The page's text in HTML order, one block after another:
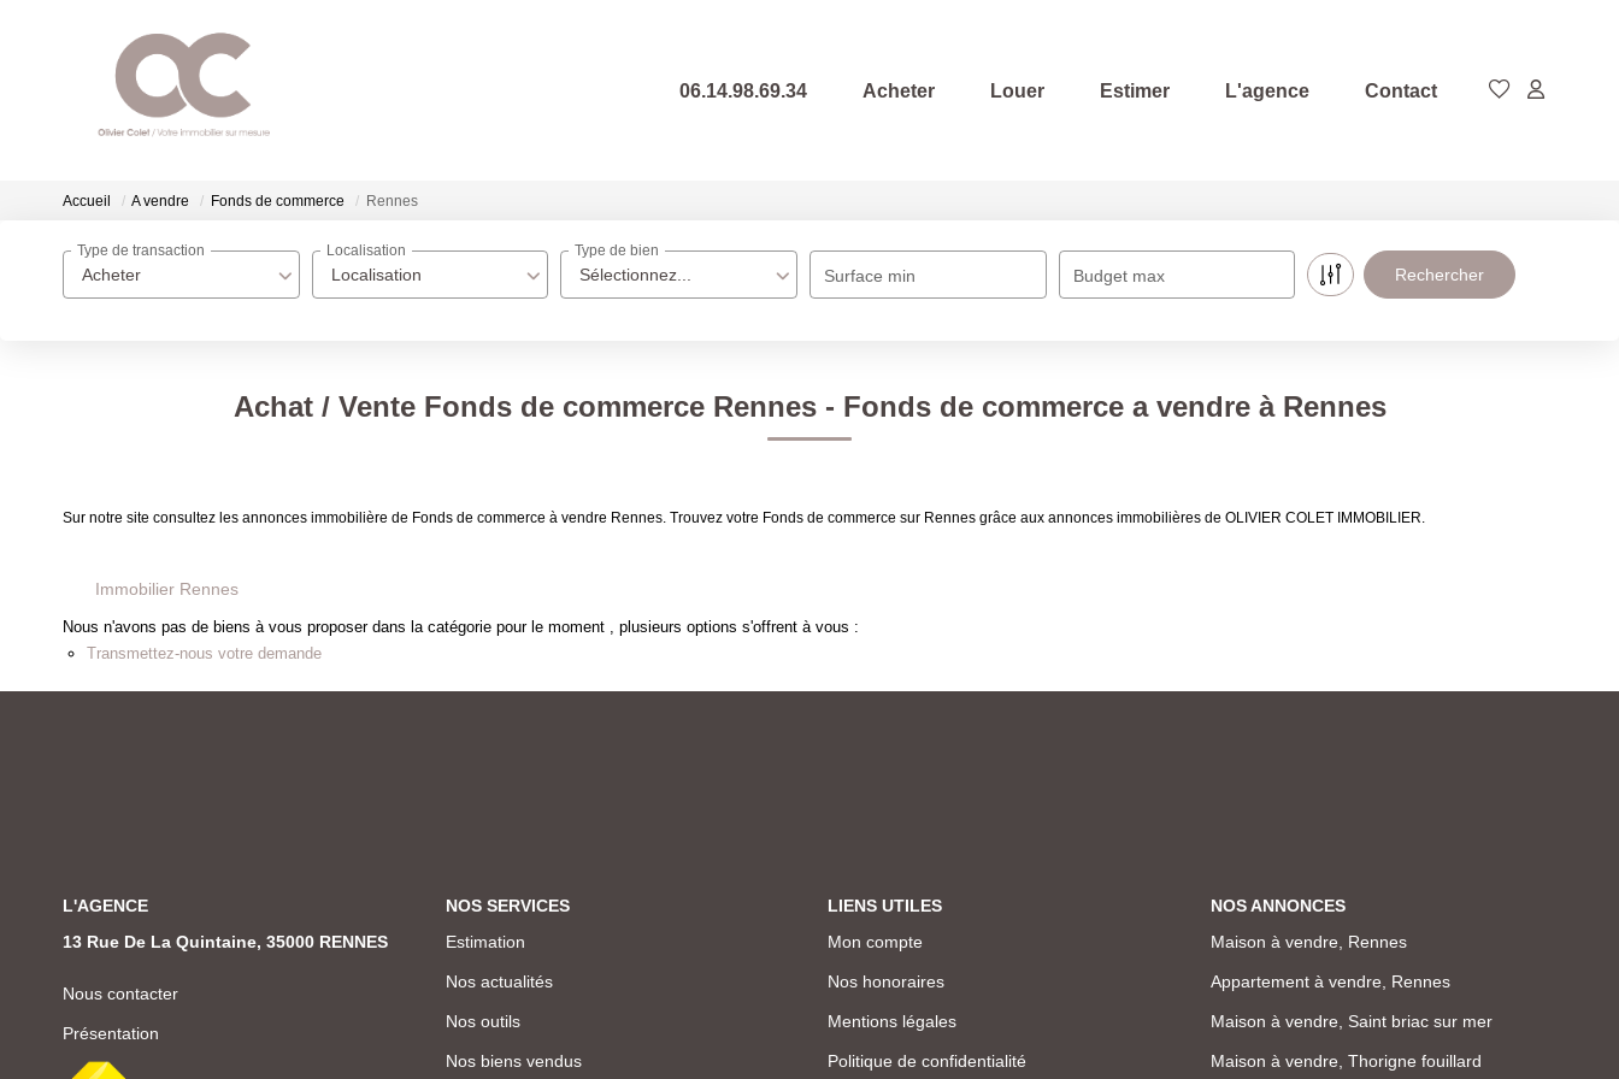
06.14.98.69.34 Acheter Louer Estimer L'agence Contact
Accueil A vendre Fonds de commerce Rennes
Acheter
Type de transaction
Localisation
Localisation
Sélectionnez...
Type de bien
Surface min Budget max
Achat / Vente Fonds de commerce Rennes - Fonds de commerce a vendre à Rennes
Sur notre site consultez les annonces immobilière de Fonds de commerce à vendre Rennes. Trouvez votre Fonds de commerce sur Rennes grâce aux annonces immobilières de OLIVIER COLET IMMOBILIER.
Immobilier Rennes
Nous n'avons pas de biens à vous proposer dans la catégorie pour le moment , plusieurs options s'offrent à vous :
Transmettez-nous votre demande
L'AGENCE
13 Rue De La Quintaine, 35000 RENNES
Nous contacter
Présentation
NOS SERVICES
Estimation
Nos actualités
Nos outils
Nos biens vendus
LIENS UTILES
Mon compte
Nos honoraires
Mentions légales
Politique de confidentialité
NOS ANNONCES
Maison à vendre, Rennes
Appartement à vendre, Rennes
Maison à vendre, Saint briac sur mer
Maison à vendre, Thorigne fouillard